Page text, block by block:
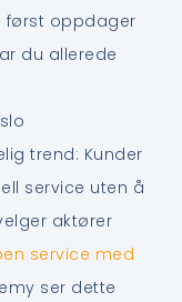
først oppdager
du allerede
trend: Kunder
service uten å
aktører
service med
ser dette